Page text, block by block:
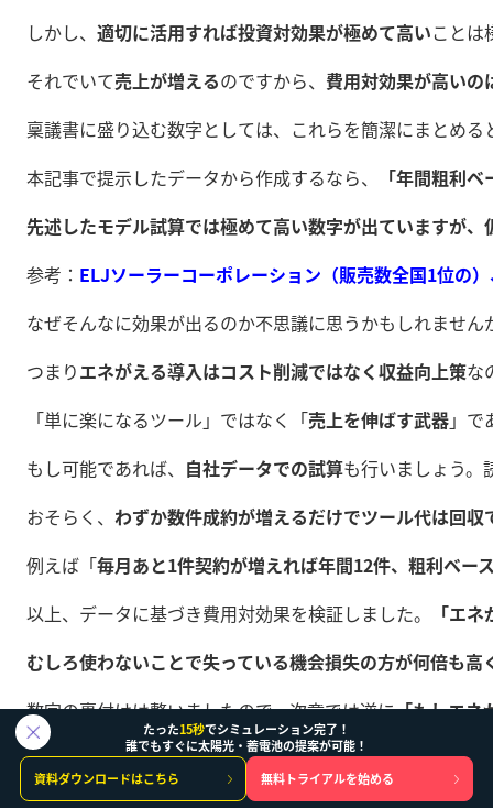
しかし、 適切に活用すれば投資対効果が極めて高いことは
それでいて売上が増えるのですから、 費用対効果が高いの
稟議書に盛り込む数字としては、これらを簡潔にまとめ
本記事で提示したデータから作成するなら、
「年間粗利
先述したモデル試算では極めて高い数字が出ていますが
参考： ELJソーラーコーポレーション（販売数全国1位の
なぜそんなに効果が出るのか不思議に思うかもしれません
つまりエネがえる導入はコスト削減ではなく収益向上策な
「単に楽になるツール」ではなく「売上を伸ばす武器」で
もし可能であれば、 自社データでの試算も行いましょう。
おそらく、 わずか数件成約が増えるだけでツール代は回
例えば「毎月あと1件契約が増えれば年間12件、粗利ベ
以上、データに基づき費用対効果を検証しました。
「エ
むしろ使わないことで失っている機会損失の方が何倍も高
数字の裏付けは整いましたので、次章では逆に「もしエネ
8. 「隠れコスト」を見逃すな：使わない
たった15秒でシミュレーション完了！
誰でもすぐに太陽光・蓄電池の提案が可能！
資料ダウンロードはこちら
無料トライアルを始める